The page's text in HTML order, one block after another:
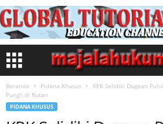
Beranda Pidana Khusus
KPK Selidiki Dugaan
Pungli di Rutan
PIDANA KHUSUS